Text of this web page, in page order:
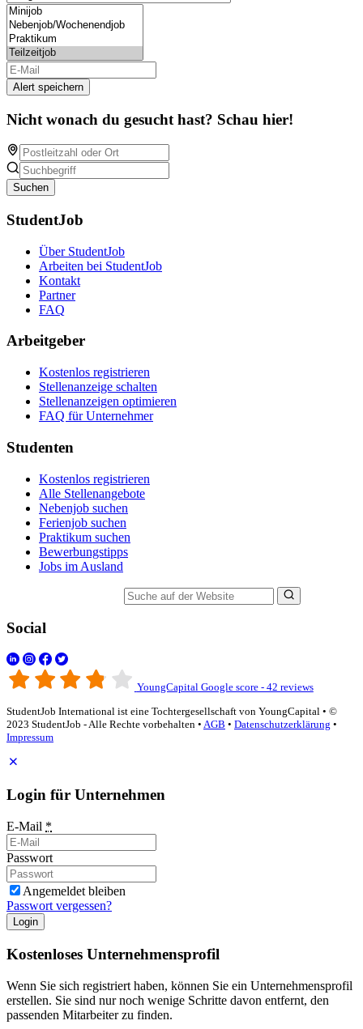
Alert speichern
Nicht wonach du gesucht hast? Schau hier!
Suchen
StudentJob
Über StudentJob
Arbeiten bei StudentJob
Kontakt
Partner
FAQ
Arbeitgeber
Kostenlos registrieren
Stellenanzeige schalten
Stellenanzeigen optimieren
FAQ für Unternehmer
Studenten
Kostenlos registrieren
Alle Stellenangebote
Nebenjob suchen
Ferienjob suchen
Praktikum suchen
Bewerbungstipps
Jobs im Ausland
Social
YoungCapital Google score - 42 reviews
StudentJob International ist eine Tochtergesellschaft von YoungCapital • ©
2023 StudentJob - Alle Rechte vorbehalten • AGB • Datenschutzerklärung •
Impressum
Login für Unternehmen
E-Mail *
Passwort
Angemeldet bleiben
Passwort vergessen?
Login
Kostenloses Unternehmensprofil
Wenn Sie sich registriert haben, können Sie ein Unternehmensprofil
erstellen. Sie sind nur noch wenige Schritte davon entfernt, den
passenden Mitarbeiter zu finden.